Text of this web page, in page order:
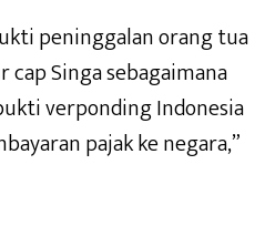
peninggalan orang tua
Singa sebagaimana
verponding Indonesia
pajak ke negara,”